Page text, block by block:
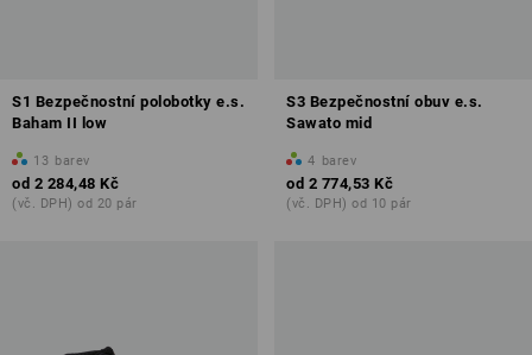
S1 Bezpečnostní polobotky e.s.
Baham II low
13 barev
od 2 284,48 Kč
(vč. DPH) od 20 pár
S3 Bezpečnostní obuv e.s.
Sawato mid
4 barev
od 2 774,53 Kč
(vč. DPH) od 10 pár